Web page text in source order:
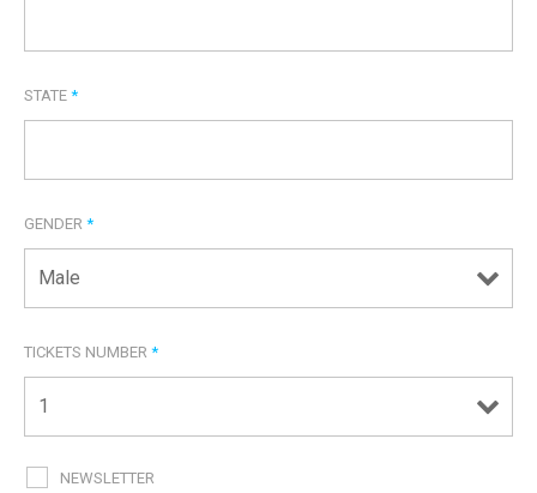
STATE *
GENDER *
TICKETS NUMBER *
NEWSLETTER